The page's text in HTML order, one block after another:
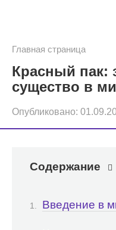
Главная страница
Красный пак:
существо в
Опубликовано:
Содержание
Введение в